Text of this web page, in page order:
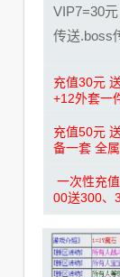
VIP7=30
传送.boss
充值30元
+12外套一
充值50元
备一套 全
一次性充
00送300、